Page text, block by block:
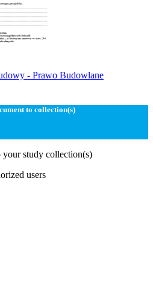
- Prawo Budowlane
to collection(s)
your study collection(s)
users